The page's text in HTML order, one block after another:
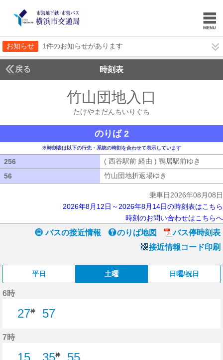
お知らせ 1件のお知らせがあります
戻る 時刻表
竹山団地入口
たけやまだんちいりぐち
のりば 2
※時刻表は以下の行先・系統の時刻を合わせて表示しています
256 ( 西谷駅前 経由 ) 鴨居駅前ゆき
56
竹山団地折返場ゆき
乗車日2026年08月08日
2026年8月12日～2026年8月14日の時刻表はこちら
時刻のお問い合わせはこちらへ
バスの接近情報 のりば地図
バス停時刻表
接近情報コード印刷
平日 土曜 日曜/祝日
6時
27神
57
7時
15
35神
55